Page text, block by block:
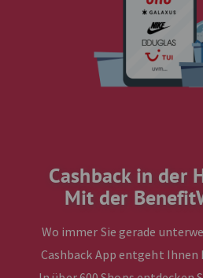
Cashback in der
Mit der
Wo immer Sie gerade
Cashback App entgeht Ihnen